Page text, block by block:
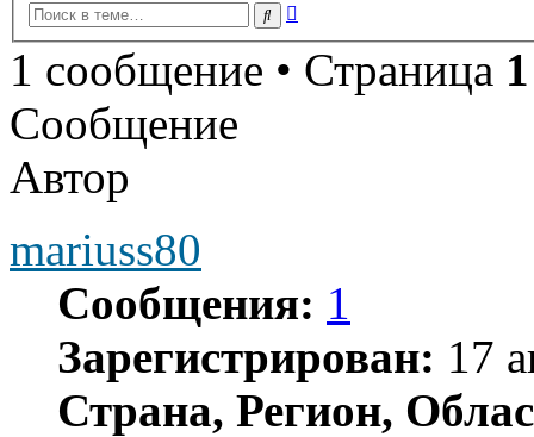
Поиск
1 сообщение • Страница 1
Сообщение
Автор
mariuss80
Сообщения: 1
Зарегистрирован: 17
Страна, Регион,